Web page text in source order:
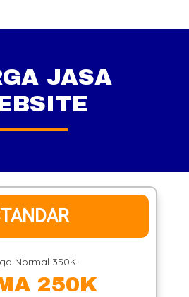
JASA
Normal350K
250K